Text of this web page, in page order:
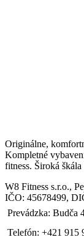
Originálne,
Kompletné
fitness. Široká
W8 Fitness s.r.o.,
IČO: 45678499,
Prevádzka: Budča
Telefón: +421 915